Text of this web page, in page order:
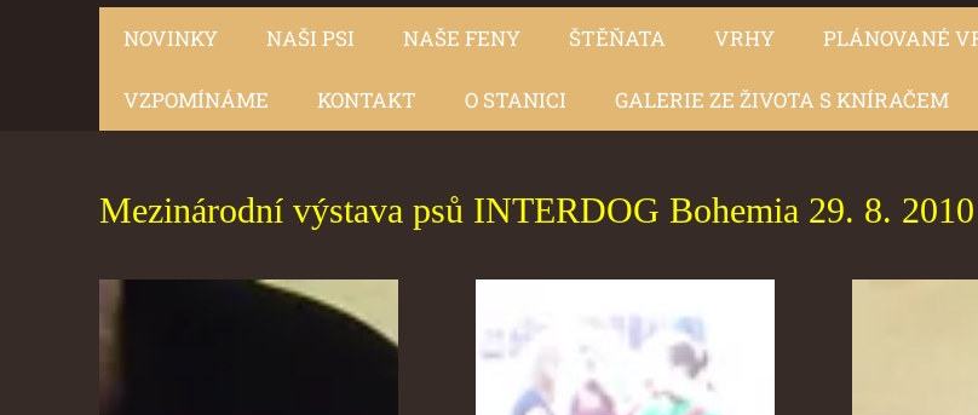
NOVINKY NAŠI PSI NAŠE FENY ŠTĚŇATA VRHY PLÁNOVANÉ
VZPOMÍNÁME KONTAKT O STANICI GALERIE ZE ŽIVOTA S KNÍRAČEM
Mezinárodní výstava psů INTERDOG Bohemia 29. 8. 2010